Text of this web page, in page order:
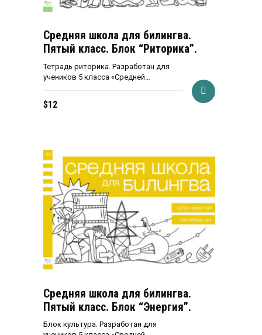
Средняя школа для билингва.
Пятый класс. Блок “Риторика”.
Тетрадь риторика. Разработан для
учеников 5 класса «Средней…
$12
Средняя школа для билингва.
Пятый класс. Блок “Энергия”.
Блок культура. Разработан для